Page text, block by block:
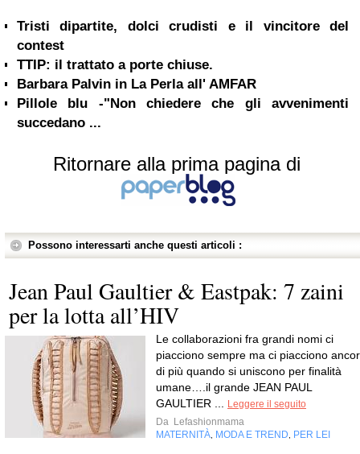
Tristi dipartite, dolci crudisti e il vincitore del
contest
TTIP: il trattato a porte chiuse.
Pillole blu -"Non chiedere che gli avvenimenti
succedano ...
Ritornare alla prima pagina di
Possono interessarti anche questi articoli :
Jean Paul Gaultier & Eastpak: 7 zaini
per la lotta all’HIV
Le collaborazioni fra grandi nomi ci
piacciono sempre ma ci piacciono ancor
di più quando si uniscono per finalità
umane….il grande JEAN PAUL
GAULTIER ...
Leggere il seguito
Da Lefashionmama
MATERNITÀ MODA E TREND PER LEI